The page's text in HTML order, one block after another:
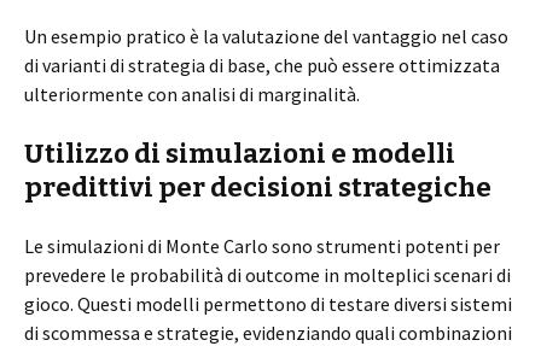
Un esempio pratico è la valutazione del vantaggio nel caso
di varianti di strategia di base, che può essere ottimizzata
ulteriormente con analisi di marginalità.
Utilizzo di simulazioni e modelli
predittivi per decisioni strategiche
Le simulazioni di Monte Carlo sono strumenti potenti per
prevedere le probabilità di outcome in molteplici scenari di
gioco. Questi modelli permettono di testare diversi sistemi
di scommessa e strategie, evidenziando quali combinazioni